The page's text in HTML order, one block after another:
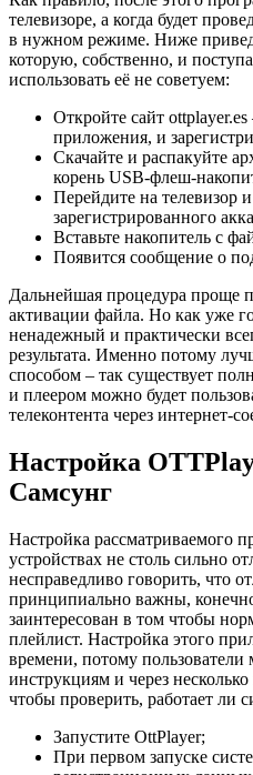
телевизоре, а когда будет
в нужном режиме. Ниже
которую, собственно, и
использовать её не советуем:
Откройте сайт ottplayer.es
приложения, и
Скачайте и распакуйте
корень USB-флеш-
Перейдите на телевизор
зарегистрированного
Вставьте накопитель с
Появится сообщение о
Дальнейшая процедура проще
активации файла. Но как уже
ненадежный и практически
результата. Именно потому
способом – так существует
и плеером можно будет
телеконтента через интернет-
Настройка
Самсунг
Настройка рассматриваемого
устройствах не столь сильно
несправедливо говорить, что
принципиально важны,
заинтересован в том чтобы
плейлист. Настройка этого
времени, потому пользователи
инструкциям и через
чтобы проверить, работает ли
Запустите OttPlayer;
При первом запуске